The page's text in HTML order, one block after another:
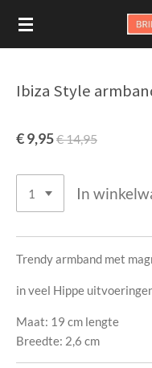
Ga
direct
hoofdinhoud
Ibiza Style
€ 9,95€ 14,95
In
Trendy armband met
in veel Hippe
Maat: 19 cm lengte
Breedte: 2,6 cm